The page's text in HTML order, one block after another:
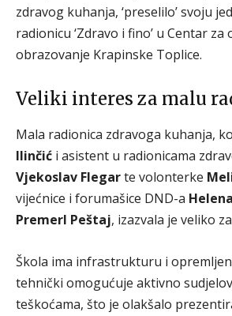
zdravog kuhanja, ‘preselilo’ svoju
radionicu ‘Zdravo i fino’ u Centar za
obrazovanje Krapinske Toplice.
Veliki interes za malu
Mala radionica zdravoga kuhanja,
Ilinčić i asistent u radionicama
Vjekoslav Flegarte volonterke
vijećnice i forumašice DND-a
Premerl Peštaj, izazvala je veliko
Škola ima infrastrukturu i
tehnički omogućuje aktivno
teškoćama, što je olakšalo